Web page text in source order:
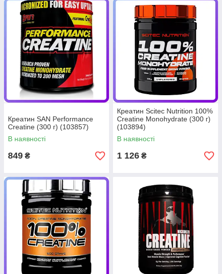
Креатин SAN Performance
Creatine (300 г) (103857)
В наявності
849 ₴
Креатин Scitec Nutrition 100%
Creatine Monohydrate (300 г)
(103894)
В наявності
1 126 ₴